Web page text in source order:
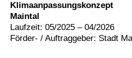
Klimaanpassungskonzept
Maintal
Laufzeit: 05/2025 – 04/2026
Förder- / Auftraggeber: Stadt